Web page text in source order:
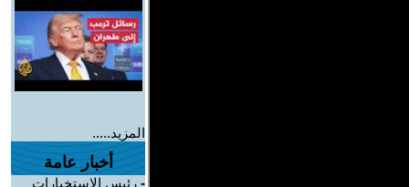
المزيد.....
أخبار عامة
- رئيس الاستخبارات